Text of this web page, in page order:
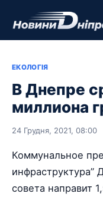
ЕКОЛОГІЯ
В Днепре
миллиона
24 Грудня, 2021, 08:00
Коммунальное
инфраструктура”
совета направит